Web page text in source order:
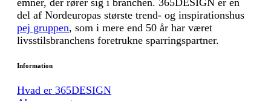
emner, der rører sig i branchen. 365DESIGN er en
del af Nordeuropas største trend- og inspirationshus
pej gruppen, som i mere end 50 år har været
livsstilsbranchens foretrukne sparringspartner.
Information
Hvad er 365DESIGN